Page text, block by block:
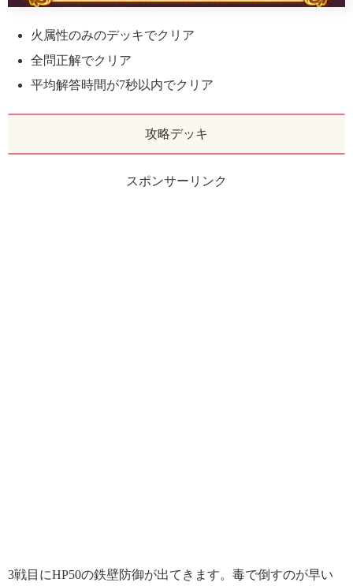
火属性のみのデッキでクリア
全問正解でクリア
平均解答時間が7秒以内でクリア
攻略デッキ
スポンサーリンク
3戦目にHP50の鉄壁防御が出てきます。毒で倒すのが早い